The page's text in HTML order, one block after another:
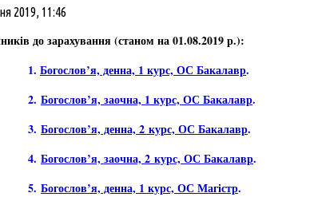
2019, 11:46
до зарахування (станом на 01.08.2019 р.):
1. Богослов’я, денна, 1 курс, ОС Бакалавр.
2. Богослов’я, заочна, 1 курс, ОС Бакалавр.
3. Богослов’я, денна, 2 курс, ОС Бакалавр.
4. Богослов’я, заочна, 2 курс, ОС Бакалавр.
5. Богослов’я, денна, 1 курс, ОС Магістр.